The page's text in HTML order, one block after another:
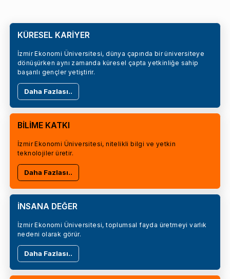
KÜRESEL KARİYER
İzmir Ekonomi Üniversitesi, dünya çapında bir üniversiteye
dönüşürken aynı zamanda küresel çapta yetkinliğe sahip
başarılı gençler yetiştirir.
Daha Fazlası..
BİLİME KATKI
İzmir Ekonomi Üniversitesi, nitelikli bilgi ve yetkin
teknolojiler üretir.
Daha Fazlası..
İNSANA DEĞER
İzmir Ekonomi Üniversitesi, toplumsal fayda üretmeyi varlık
nedeni olarak görür.
Daha Fazlası..